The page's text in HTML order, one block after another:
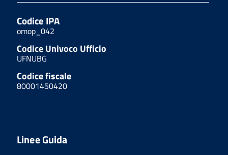
Codice IPA
omop_042
Codice Univoco Ufficio
UFNUBG
Codice fiscale
80001450420
Linee Guida